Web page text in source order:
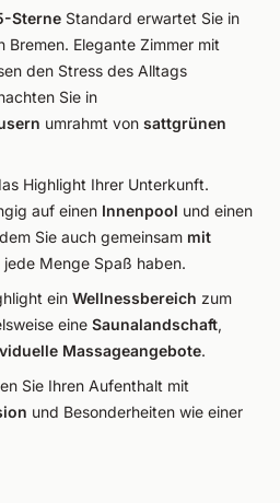
Sterne Standard erwartet Sie in
Bremen. Elegante Zimmer mit
den Stress des Alltags
Sie in
umrahmt von sattgrünen
Highlight Ihrer Unterkunft.
auf einen Innenpool und einen
Sie auch gemeinsam mit
jede Menge Spaß haben.
ein Wellnessbereich zum
eine Saunalandschaft,
Massageangebote.
Sie Ihren Aufenthalt mit
und Besonderheiten wie einer